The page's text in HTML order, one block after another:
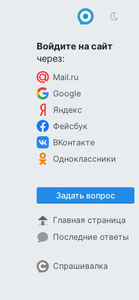
Войдите на сайт
через:
Mail.ru
Google
Яндекс
Фейсбук
ВКонтакте
Одноклассники
Задать вопрос
Главная страница
Последние ответы
Спрашивалка